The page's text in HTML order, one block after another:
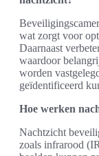
wat zorgt voor
Daarnaast
waardoor
worden
geïdentificeerd
Hoe werken
Nachtzicht
zoals infrarood